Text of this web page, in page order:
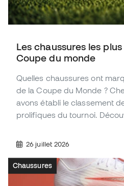
Les chaussures les
Coupe du monde
Quelles chaussures ont
de la Coupe du Monde ?
avons établi le classement
prolifiques du tournoi.
26 juillet 2026
Chaussures